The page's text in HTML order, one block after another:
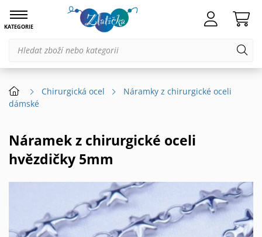
KATEGORIE
Chirurgická ocel
Náramky z chirurgické oceli
dámské
Náramek z chirurgické oceli
hvězdičky 5mm